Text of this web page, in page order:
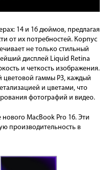
14 и 16 дюймов, предлагая
от их потребностей. Корпус
не только стильный
дисплей Liquid Retina
и четкость изображения.
гаммы P3, каждый
и цветами, что
фотографий и видео.
MacBook Pro 16. Эти
производительность в